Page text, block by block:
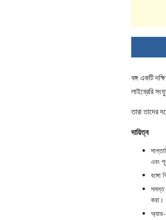
বঙ্গ একটি
লাইব্রেরি
তারা তাদের
দায়িত্ব
এবং
বঙ্গো
সমস্ত
করা।
অ্যাড-